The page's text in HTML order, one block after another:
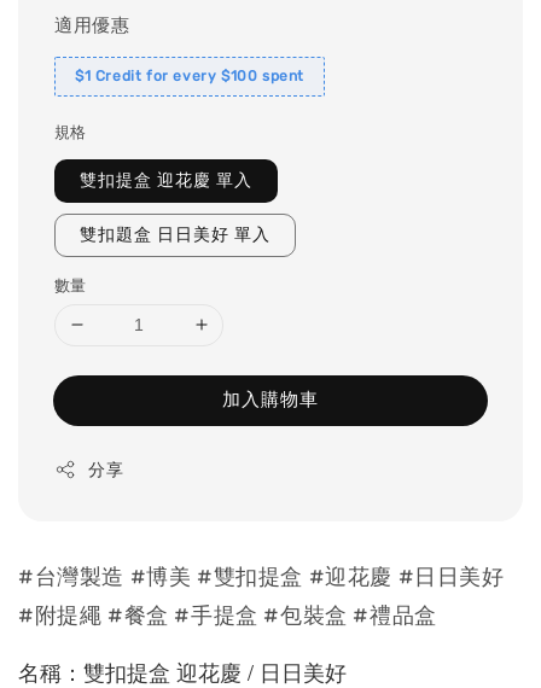
適用優惠
$1 Credit for every $100 spent
規格
雙扣提盒 迎花慶 單入
雙扣題盒 日日美好 單入
數量
加入購物車
分享
#台灣製造 #博美 #雙扣提盒 #迎花慶 #日日美好
#附提繩 #餐盒 #手提盒 #包裝盒 #禮品盒
名稱：雙扣提盒 迎花慶 / 日日美好